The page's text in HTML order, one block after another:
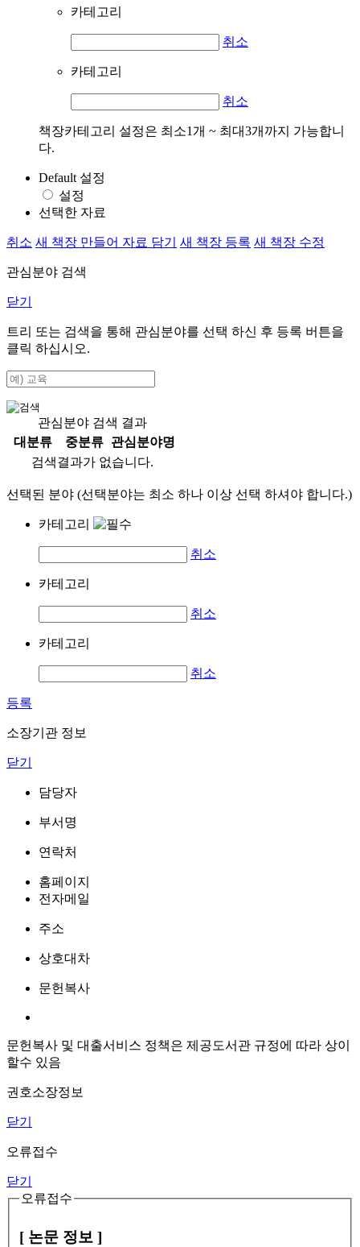
카테고리
취소
카테고리
취소
책장카테고리 설정은 최소1개 ~ 최대3개까지 가능합니
다.
Default 설정
설정
선택한 자료
취소 새 책장 만들어 자료 담기 새 책장 등록 새 책장 수정
관심분야 검색
닫기
트리 또는 검색을 통해 관심분야를 선택 하신 후 등록 버튼을
클릭 하십시오.
관심분야 검색 결과
대분류
중분류
관심분야명
검색결과가 없습니다.
선택된 분야 (선택분야는 최소 하나 이상 선택 하셔야 합니다.)
카테고리
취소
카테고리
취소
카테고리
취소
등록
소장기관 정보
닫기
담당자
부서명
연락처
홈페이지
전자메일
주소
상호대차
문헌복사
문헌복사 및 대출서비스 정책은 제공도서관 규정에 따라 상이
할수 있음
권호소장정보
닫기
오류접수
닫기
오류접수
[ 논문 정보 ]